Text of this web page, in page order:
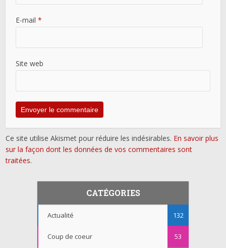
E-mail*
Site web
Ce site utilise Akismet pour réduire les indésirables. En savoir plus
sur la façon dont les données de vos commentaires sont
traitées.
CATÉGORIES
Actualité 132
Coup de coeur 53